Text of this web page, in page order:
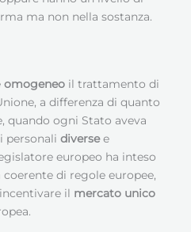
ma non nella sostanza.
omogeneo il trattamento di
a differenza di quanto
quando ogni Stato aveva
personali diversee
europeo ha inteso
di regole europee,
il mercato unico